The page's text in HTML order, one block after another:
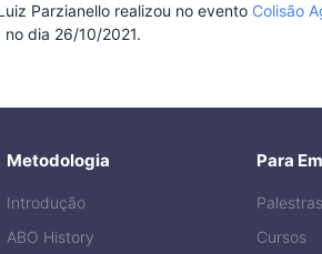
Parzianello realizou no evento Colisão
no dia 26/10/2021.
Metodologia
Introdução
ABO History
Para
Palestras
Cursos